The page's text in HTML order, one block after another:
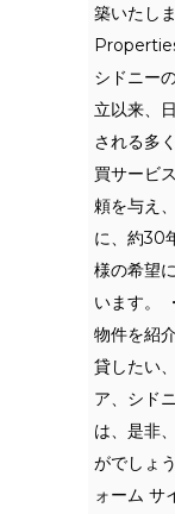
築いたし
シドニー
立以来、
される多
買サービ
頼を与え
に、約30
様の希望
います。
物件を紹
貸したい
ア、シド
は、是非
がでしょ
ォーム サ